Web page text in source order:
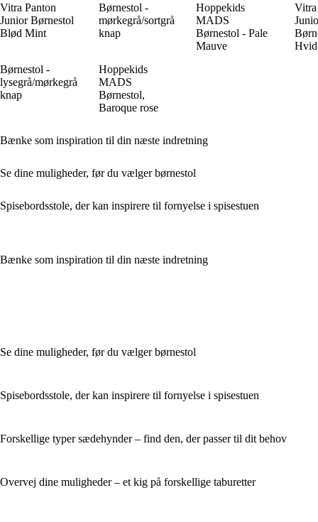
Vitra Panton
Junior Børnestol
Blød Mint
Børnestol -
mørkegrå/sortgrå
knap
Hoppekids
MADS
Børnestol - Pale
Mauve
Vitra
Hvid
Børnestol -
lysegrå/mørkegrå
knap
Hoppekids
MADS
Børnestol,
Baroque rose
Bænke som inspiration til din næste indretning
Se dine muligheder, før du vælger børnestol
Spisebordsstole, der kan inspirere til fornyelse i spisestuen
Bænke som inspiration til din næste indretning
Se dine muligheder, før du vælger børnestol
Spisebordsstole, der kan inspirere til fornyelse i spisestuen
Forskellige typer sædehynder – find den, der passer til dit behov
Overvej dine muligheder – et kig på forskellige taburetter